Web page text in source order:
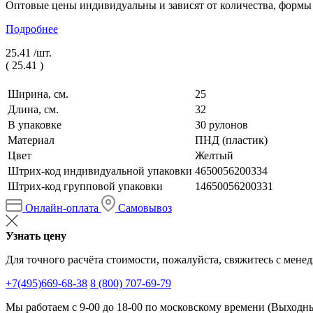
Оптовые цены индивидуальны и зависят от количества,
Подробнее
25.41 /шт.
( 25.41 )
Ширина, см.
25
Длина, см.
32
В упаковке
30 рулонов
Материал
ПНД (пластик)
Цвет
Желтый
Штрих-код индивидуальной упаковки 4650056200334
Штрих-код групповой упаковки
14650056200331
Онлайн-оплата
Самовывоз
Узнать цену
Для точного расчёта стоимости, пожалуйста, свяжитесь с
+7(495)669-68-38 8 (800) 707-69-79
Мы работаем с 9-00 до 18-00 по московскому времени